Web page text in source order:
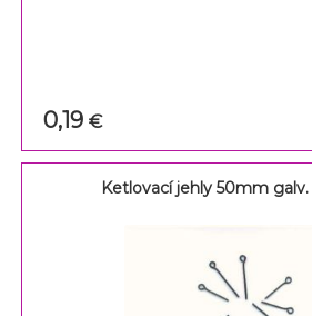
0,19€
Ketlovací jehly 50mm